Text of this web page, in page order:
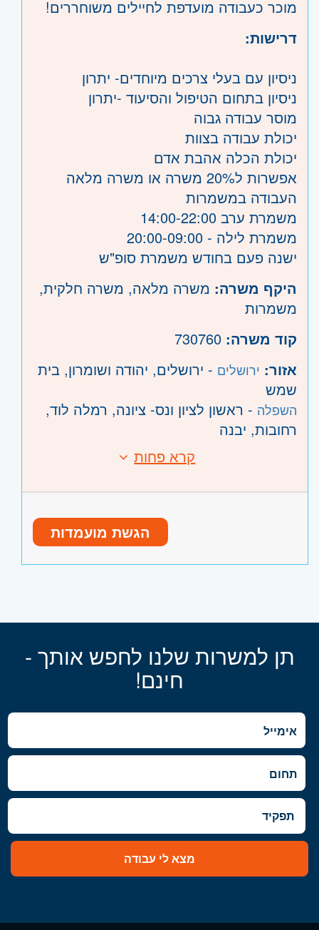
מוכר כעבודה מועדפת לחיילים משוחררים!
דרישות:
ניסיון עם בעלי צרכים מיוחדים- יתרון
ניסיון בתחום הטיפול והסיעוד -יתרון
מוסר עבודה גבוה
יכולת עבודה בצוות
יכולת הכלה אהבת אדם
אפשרות ל20% משרה או משרה מלאה
העבודה במשמרות
משמרת ערב 14:00-22:00
משמרת לילה - 20:00-09:00
ישנה פעם בחודש משמרת סופ"ש
היקף משרה: משרה מלאה, משרה חלקית,
משמרות
קוד משרה:
אזור: ירושלים - ירושלים, יהודה ושומרון, בית
שמש
השפלה - ראשון לציון ונס- ציונה, רמלה לוד,
רחובות, יבנה
קרא פחות
הגשת מועמדות
תן למשרות שלנו לחפש אותך -
חינם!
מצא לי עבודה